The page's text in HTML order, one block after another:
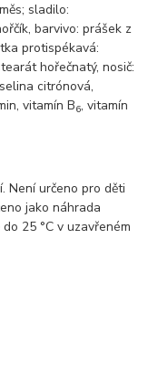
sladilo:
barvivo: prášek z
protispékavá:
hořečnatý, nosič:
citrónová,
vitamín B6, vitamín
Není určeno pro děti
jako náhrada
25 °C v uzavřeném